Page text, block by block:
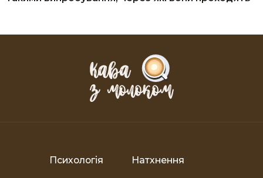
Психологія Натхнення